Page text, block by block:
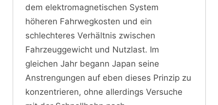
dem elektromagnetischen System
höheren Fahrwegkosten und ein
schlechteres Verhältnis zwischen
Fahrzeuggewicht und Nutzlast. Im
gleichen Jahr begann Japan seine
Anstrengungen auf eben dieses Prinzip zu
konzentrieren, ohne allerdings Versuche